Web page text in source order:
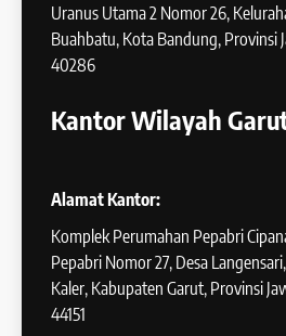
Uranus Utama 2 Nomor 26,
Buahbatu, Kota Bandung, Provinsi
40286
Kantor Wilayah
Alamat Kantor:
Komplek Perumahan Pepabri
Pepabri Nomor 27, Desa
Kaler, Kabupaten Garut, Provinsi
44151